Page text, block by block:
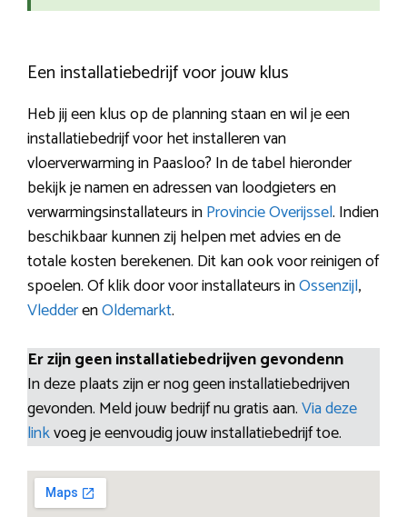
Een installatiebedrijf voor jouw klus
Heb jij een klus op de planning staan en wil je een
installatiebedrijf voor het installeren van
vloerverwarming in Paasloo? In de tabel hieronder
bekijk je namen en adressen van loodgieters en
verwarmingsinstallateurs inProvincie Overijssel. Indien
beschikbaar kunnen zij helpen met advies en de
totale kosten berekenen. Dit kan ook voor reinigen of
spoelen. Of klik door voor installateurs inOssenzijl,
VledderenOldemarkt.
Er zijn geen installatiebedrijven gevondenn
In deze plaats zijn er nog geen installatiebedrijven
gevonden. Meld jouw bedrijf nu gratis aan.Via deze
linkvoeg je eenvoudig jouw installatiebedrijf toe.